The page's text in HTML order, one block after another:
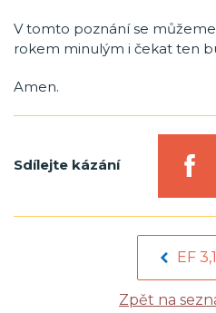
V tomto poznání se
rokem minulým i čekat ten
Amen.
Sdílejte kázání
EF
Zpět na